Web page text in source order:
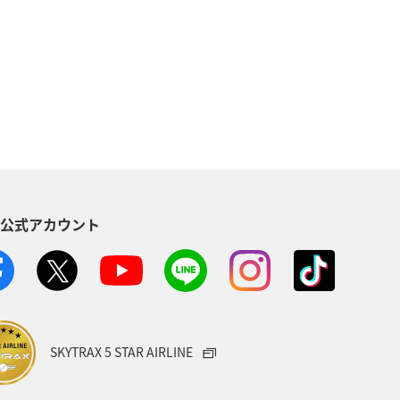
式アカウント
SKYTRAX 5 STAR AIRLINE